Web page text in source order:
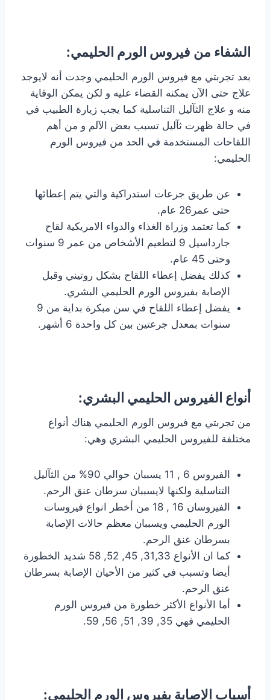
الشفاء من فيروس الورم الحليمي:
بعد تجربتي مع فيروس الورم الحليمي وجدت أنه لايوجد
علاج حتى الآن يمكنه القضاء عليه و لكن يمكن الوقاية
منه و علاج الثآليل التناسلية كما يجب زيارة الطبيب في
في حالة ظهرت ثآليل تسبب بعض الآلم و من أهم
اللقاحات المستخدمة في الحد من فيروس الورم
الحليمي:
عن طريق جرعات استدراكية والتي يتم إعطائها
حتى عمر26 عام.
كما تعتمد وزراة الغذاء والدواء الامريكية لقاح
جارداسيل 9 لتطعيم الأشخاص من عمر 9 سنوات
وحتى 45 عام.
كذلك يفضل إعطاء اللقاح بشكل روتيني وقبل
الإصابة بفيروس الورم الحليمي البشري.
يفضل إعطاء اللقاح في سن مبكرة بداية من 9
سنوات بمعدل جرعتين بين كل واحدة 6 أشهر.
أنواع الفيروس الحليمي البشري:
من تجربتي مع فيروس الورم الحليمي هناك أنواع
مختلفة للفيروس الحليمي البشري وهي:
الفيروس 6 , 11 يسببان حوالي 90% من الثآليل
التناسلية ولكنها لايسببان سرطان عنق الرحم.
الفيروسان 16 , 18 من أخطر انواع فيروسات
الورم الحليمي ويسببان معظم حالات الإصابة
بسرطان عنق الرحم.
كما ان الأنواع 31,33, 45, 52, 58 شديد الخطورة
أيضا وتسبب في كثير من الأحيان الإصابة بسرطان
عنق الرحم.
أما الأنواع الأكثر خطورة من فيروس الورم
الحليمي فهي 35, 39, 51, 56, 59.
أسباب الإصابة بفيروس الورم الحليمي: